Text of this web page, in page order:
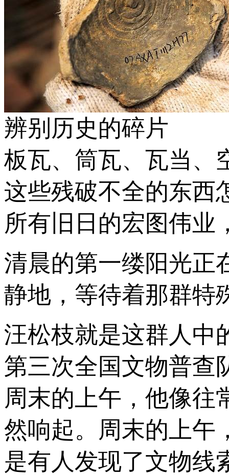
辨别历史的碎片
板瓦、筒瓦、瓦当
这些残破不全的东西
所有旧日的宏图伟业
清晨的第一缕阳光正
静地，等待着那群
汪松枝就是这群人中
第三次全国文物普查
周末的上午，他像往
然响起。周末的上午
是有人发现了文物线